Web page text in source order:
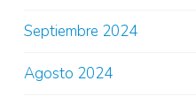
Septiembre 2024
Agosto 2024